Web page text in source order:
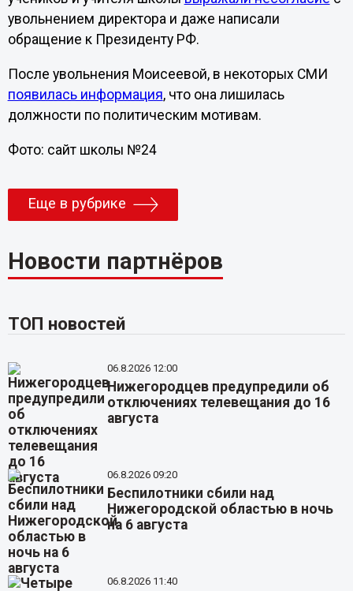
увольнением директора и даже написали
обращение к Президенту РФ.
После увольнения Моисеевой, в некоторых СМИ
появилась информация, что она лишилась
должности по политическим мотивам.
Фото: сайт школы №24
Еще в рубрике
Новости партнёров
ТОП новостей
06.8.2026 12:00
Нижегородцев предупредили об
отключениях телевещания до 16
августа
06.8.2026 09:20
Беспилотники сбили над
Нижегородской областью в ночь
на 6 августа
06.8.2026 11:40